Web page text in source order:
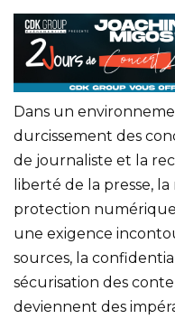
Dans un
durcissement des
de journaliste et la
liberté de la presse,
protection
une exigence
sources, la
sécurisation des
deviennent des